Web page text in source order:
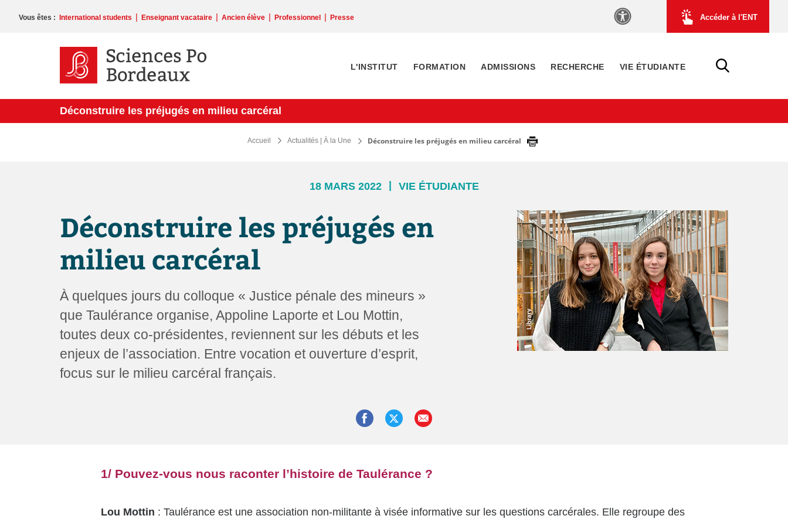
noter
système
d'accessibilité.
Appuyez
Vous êtes : International students | Enseignant vacataire | Ancien élève | Professionnel | Presse Accéder à l'ENT
L'INSTITUT FORMATION ADMISSIONS RECHERCHE VIE ÉTUDIANTE
Déconstruire les préjugés en milieu carcéral
Accueil Actualités | À la Une Déconstruire les préjugés en milieu carcéral
18 MARS 2022 VIE ÉTUDIANTE
Déconstruire les préjugés en
milieu carcéral
À quelques jours du colloque « Justice pénale des mineurs »
que Taulérance organise, Appoline Laporte et Lou Mottin,
toutes deux co-présidentes, reviennent sur les débuts et les
enjeux de l’association. Entre vocation et ouverture d’esprit,
focus sur le milieu carcéral français.
1/ Pouvez-vous nous raconter l’histoire de Taulérance ?
Lou Mottin : Taulérance est une association non-militante à visée informative sur les questions carcérales. Elle regroupe des